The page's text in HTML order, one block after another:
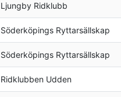
Ljungby Ridklubb
Söderköpings Ryttarsällskap
Söderköpings Ryttarsällskap
Ridklubben Udden